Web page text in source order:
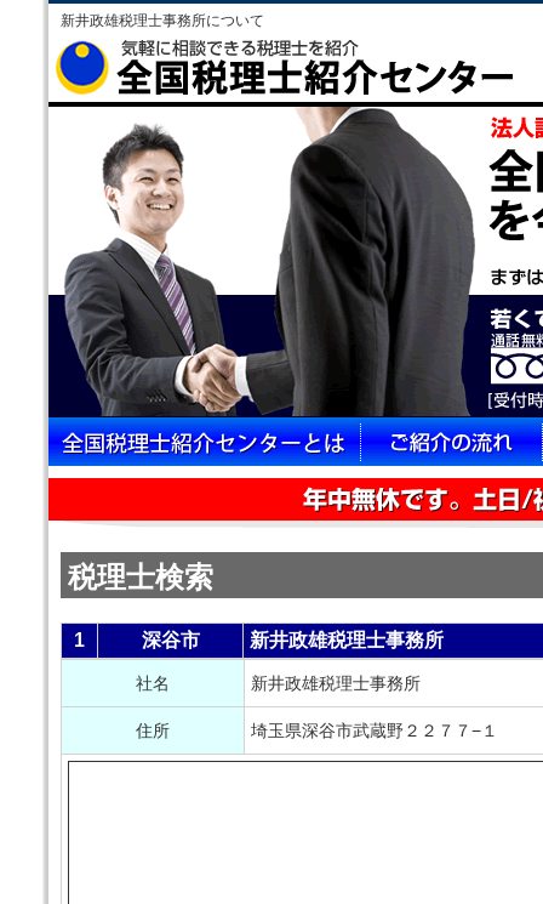
新井政雄税理士事務所について
税理士検索
1 深谷市 新井政雄税理士事務所
社名 新井政雄税理士事務所
住所 埼玉県深谷市武蔵野２２７７−１